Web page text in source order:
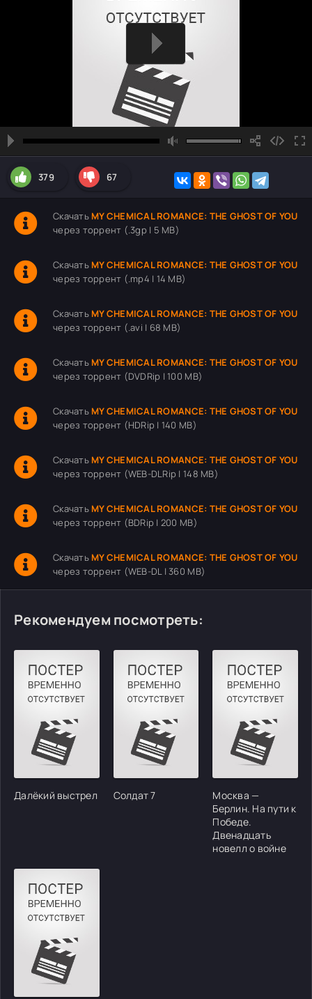
379 67
Скачать MY CHEMICAL ROMANCE: THE GHOST OF YOU
через торрент (.3gp | 5 MB)
Скачать MY CHEMICAL ROMANCE: THE GHOST OF YOU
через торрент (.mp4 | 14 MB)
Скачать MY CHEMICAL ROMANCE: THE GHOST OF YOU
через торрент (.avi | 68 MB)
Скачать MY CHEMICAL ROMANCE: THE GHOST OF YOU
через торрент (DVDRip | 100 MB)
Скачать MY CHEMICAL ROMANCE: THE GHOST OF YOU
через торрент (HDRip | 140 MB)
Скачать MY CHEMICAL ROMANCE: THE GHOST OF YOU
через торрент (WEB-DLRip | 148 MB)
Скачать MY CHEMICAL ROMANCE: THE GHOST OF YOU
через торрент (BDRip | 200 MB)
Скачать MY CHEMICAL ROMANCE: THE GHOST OF YOU
через торрент (WEB-DL | 360 MB)
Рекомендуем посмотреть:
Далёкий выстрел Солдат 7
Москва —
Берлин. На пути к
Победе.
Двенадцать
новелл о войне